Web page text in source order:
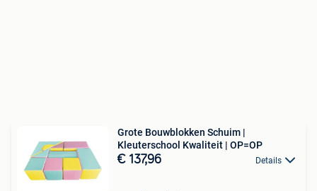
Grote Bouwblokken Schuim |
Kleuterschool Kwaliteit | OP=OP
€ 137,96 Details